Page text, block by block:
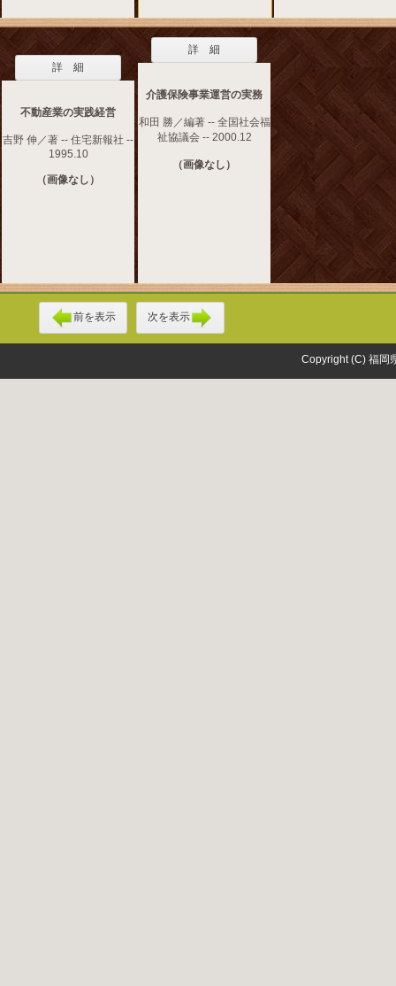
詳 細
不動産業の実践経営
吉野 伸／著 -- 住宅新報社 --
1995.10
（画像なし）
詳 細
介護保険事業運営の実務
和田 勝／編著 -- 全国社会福
祉協議会 -- 2000.12
（画像なし）
前を表示 次を表示
Copyright (C) 福岡